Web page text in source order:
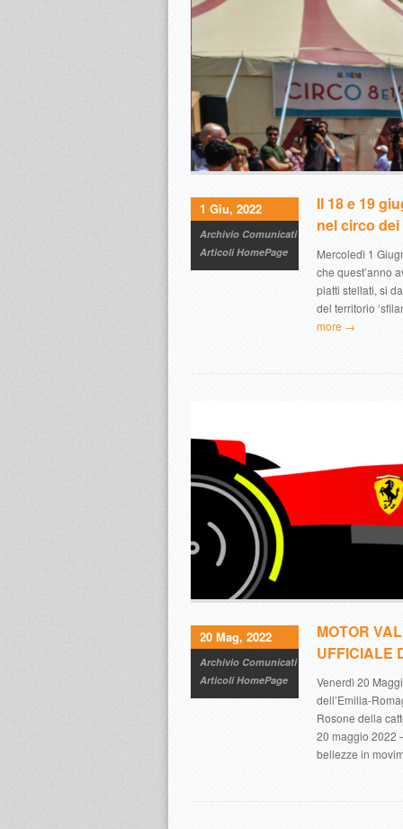
Il 18 e 19
nel circo
Mercoledì 1
che quest’anno
piatti stellati, si
del territorio
more →
1 Giu, 2022
Archivio Comunicati
Articoli HomePage
MOTOR
UFFICIALE
Venerdì 20
dell’Emilia-
Rosone della
20 maggio 2022
bellezze in
20 Mag, 2022
Archivio Comunicati
Articoli HomePage